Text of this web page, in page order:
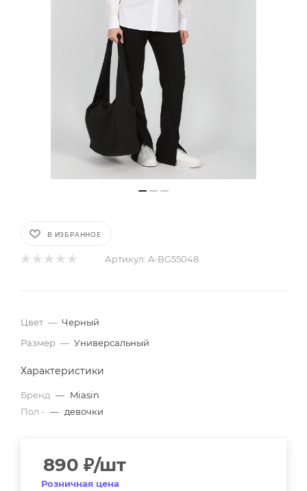
В ИЗБРАННОЕ
Артикул: A-BG55048
Цвет — Черный
Размер — Универсальный
Характеристики
Бренд — Miasin
Пол - — девочки
890 ₽/шт
Розничная цена